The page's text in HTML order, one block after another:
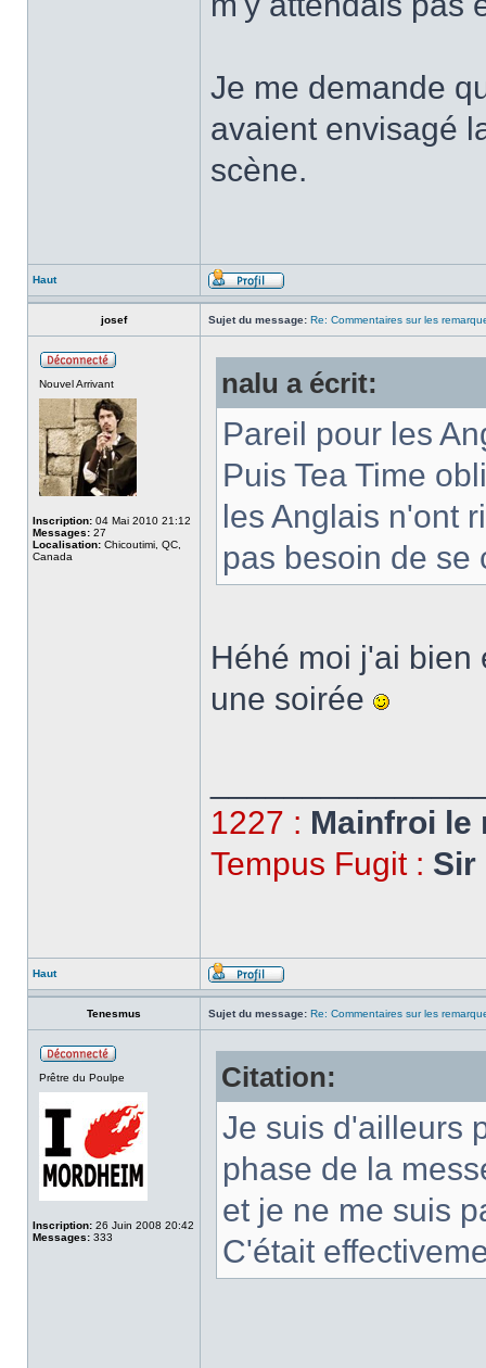
Je me demande
avaient envisagé
scène.
Haut
josef Sujet du message: Re: Commentaires sur les
Nouvel Arrivant
Inscription: 04 Mai 2010 21:12
Messages: 27
Localisation: Chicoutimi, QC,
Canada
nalu a écrit:
Pareil pour les
Puis Tea Time
les Anglais n'ont
pas besoin de
Héhé moi j'ai bien
une soirée
1227 : Mainfroi le
Tempus Fugit : Sir
Haut
Tenesmus Sujet du message: Re: Commentaires sur les
Prêtre du Poulpe
Inscription: 26 Juin 2008 20:42
Messages: 333
Citation:
Je suis d'ailleurs
phase de la
et je ne me suis
C'était